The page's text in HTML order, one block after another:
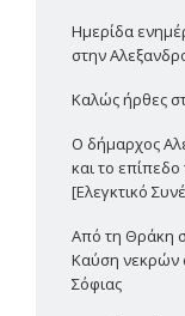
Ημερίδα
στην
Καλώς ήρθες
Ο δήμαρχος
και το
[Ελεγκτικό
Από τη Θράκη
Καύση νεκρών
Σόφιας